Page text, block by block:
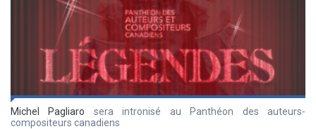
Michel Pagliaro sera intronisé au Panthéon des auteurs-
compositeurs canadiens